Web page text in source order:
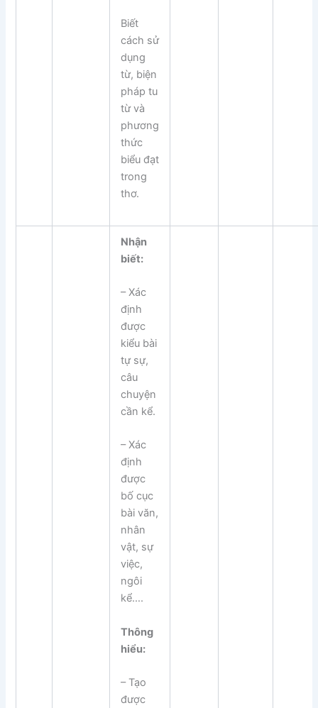
Biết
cách sử
dụng
từ, biện
pháp tu
từ và
phương
thức
biểu đạt
trong
thơ.
Nhận
biết:
– Xác
định
được
kiểu bài
tự sự,
câu
chuyện
cần kể.
– Xác
định
được
bố cục
bài văn,
nhân
vật, sự
việc,
ngôi
kể….
Thông
hiểu:
– Tạo
được